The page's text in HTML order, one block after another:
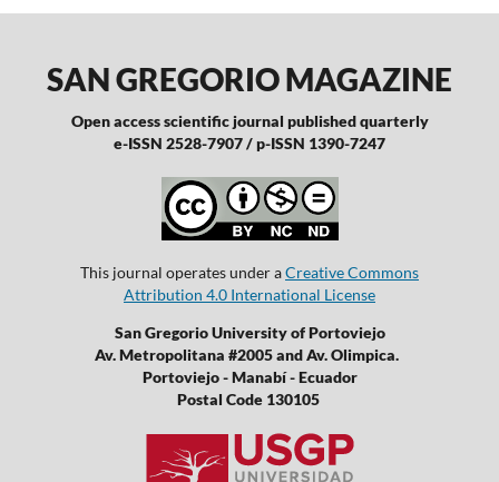
SAN GREGORIO MAGAZINE
Open access scientific journal published quarterly
e-ISSN 2528-7907 / p-ISSN 1390-7247
This journal operates under aCreative Commons
Attribution 4.0 International License
San Gregorio University of Portoviejo
Av. Metropolitana #2005 and Av. Olimpica.
Portoviejo - Manabí - Ecuador
Postal Code 130105